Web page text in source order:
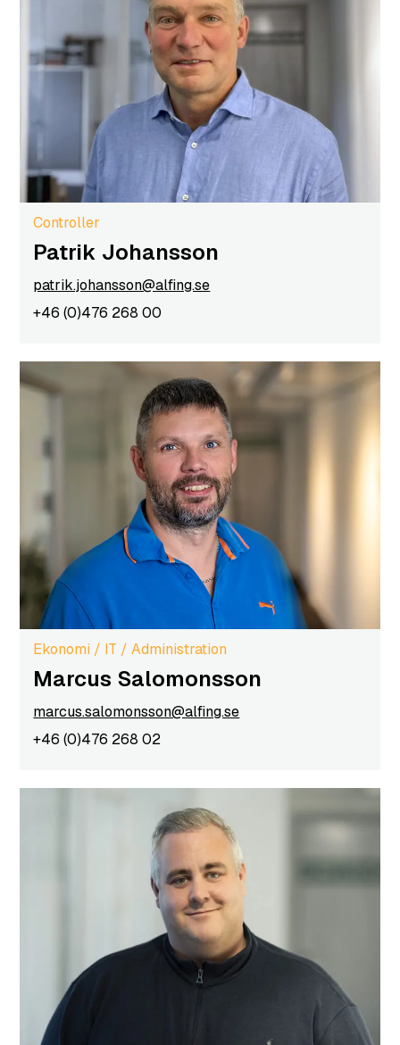
Controller
Patrik Johansson
patrik.johansson@alfing.se
+46 (0)476 268 00
Ekonomi / IT / Administration
Marcus Salomonsson
marcus.salomonsson@alfing.se
+46 (0)476 268 02